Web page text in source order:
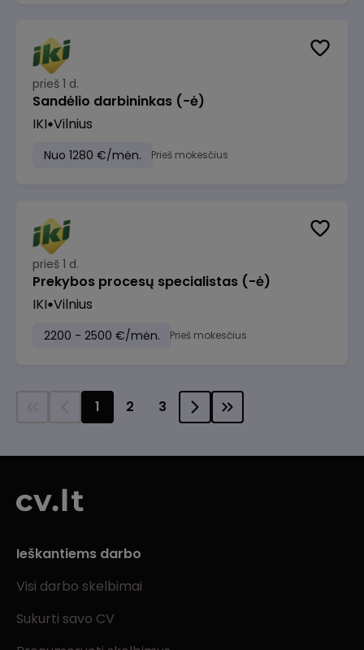
prieš 1 d.
Sandėlio darbininkas (-ė)
IKI Vilnius
Nuo 1280 €/mėn. Prieš mokesčius
prieš 1 d.
Prekybos procesų specialistas (-ė)
IKI Vilnius
2200 - 2500 €/mėn. Prieš mokesčius
1 2 3
Ieškantiems darbo
Visi darbo skelbimai
Sukurti savo CV